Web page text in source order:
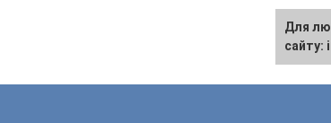
Для
сайту: